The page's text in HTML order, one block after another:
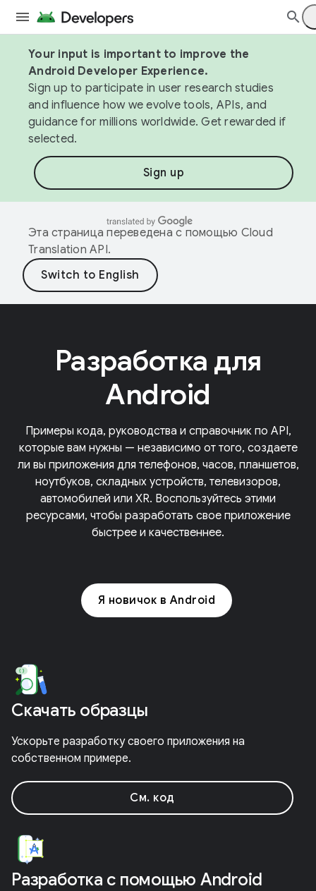
Your input is important to improve the
Android Developer Experience.
Sign up to participate in user research studies
and influence how we evolve tools, APIs, and
guidance for millions worldwide. Get rewarded if
selected.
Sign up
Эта страница переведена с помощью Cloud
Translation API.
Разработка для
Android
Примеры кода, руководства и справочник по API,
которые вам нужны — независимо от того, создаете
ли вы приложения для телефонов, часов, планшетов,
ноутбуков, складных устройств, телевизоров,
автомобилей или XR. Воспользуйтесь этими
ресурсами, чтобы разработать свое приложение
быстрее и качественнее.
Я новичок в Android
Скачать образцы
Ускорьте разработку своего приложения на
собственном примере.
См. код
Разработка с помощью Android